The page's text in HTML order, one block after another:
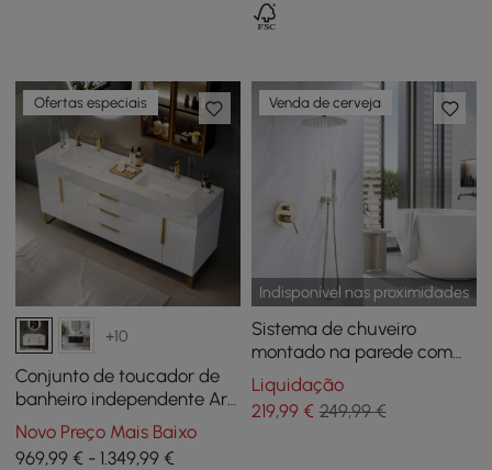
Ofertas especiais
+10
Conjunto de toucador de
banheiro independente Aro
de 1500 mm branco e
dourado com pias
Novo Preço Mais Baixo
969,99 € - 1.349,99 €
Indisponível nas proximidades
Venda de cerveja
Sistema de chuveiro
montado na parede com
chuveiro de mão em latão
maciço e acabamento
dourado
Liquidação
219,99€ 249,99 €